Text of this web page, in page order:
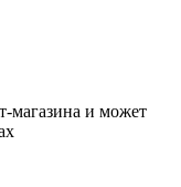
магазина и может